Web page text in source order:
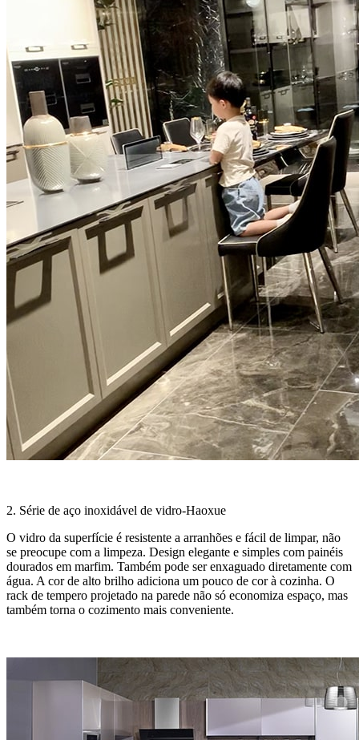
2. Série de aço inoxidável de vidro-Haoxue
O vidro da superfície é resistente a arranhões e fácil de limpar, não
se preocupe com a limpeza. Design elegante e simples com painéis
dourados em marfim. Também pode ser enxaguado diretamente com
água. A cor de alto brilho adiciona um pouco de cor à cozinha. O
rack de tempero projetado na parede não só economiza espaço, mas
também torna o cozimento mais conveniente.